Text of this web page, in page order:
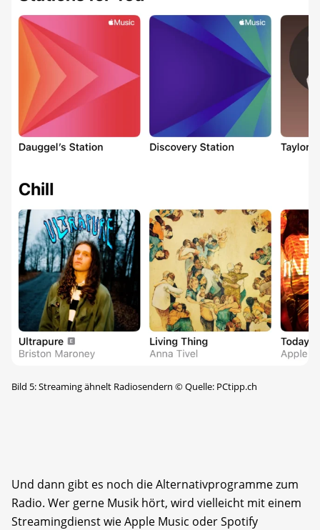
Bild 5: Streaming ähnelt Radiosendern ©Quelle: PCtipp.ch
Und dann gibt es noch die Alternativprogramme zum
Radio. Wer gerne Musik hört, wird vielleicht mit einem
Streamingdienst wie Apple Music oder Spotify